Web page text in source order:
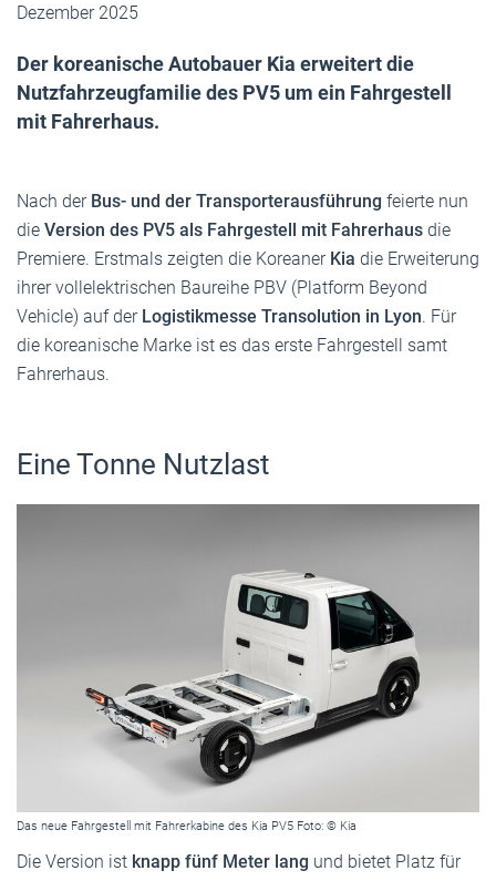
Dezember 2025
Der koreanische Autobauer Kia erweitert die
Nutzfahrzeugfamilie des PV5 um ein Fahrgestell
mit Fahrerhaus.
Nach der Bus- und der Transporterausführung feierte nun
die Version des PV5 als Fahrgestell mit Fahrerhaus die
Premiere. Erstmals zeigten die Koreaner Kia die Erweiterung
ihrer vollelektrischen Baureihe PBV (Platform Beyond
Vehicle) auf der Logistikmesse Transolution in Lyon. Für
die koreanische Marke ist es das erste Fahrgestell samt
Fahrerhaus.
Eine Tonne Nutzlast
Das neue Fahrgestell mit Fahrerkabine des Kia PV5 Foto: © Kia
Die Version ist knapp fünf Meter lang und bietet Platz für